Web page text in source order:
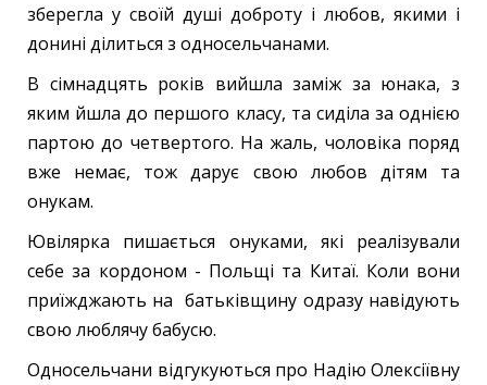
зберегла у своїй душі доброту і любов, якими і
донині ділиться з односельчанами.
В сімнадцять років вийшла заміж за юнака, з
яким йшла до першого класу, та сиділа за однією
партою до четвертого. На жаль, чоловіка поряд
вже немає, тож дарує свою любов дітям та
онукам.
Ювілярка пишається онуками, які реалізували
себе за кордоном - Польщі та Китаї. Коли вони
приїжджають на батьківщину одразу навідують
свою люблячу бабусю.
Односельчани відгукуються про Надію Олексіївну